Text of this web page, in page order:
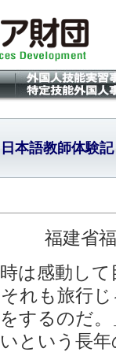
日本語教師体験記
福建省
は感動して
れも旅行
するのだ。
という長年